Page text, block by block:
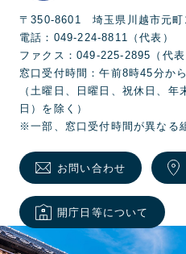
〒350-8601 埼玉県川越市元町
電話：049-224-8811（代表）
ファクス：049-225-2895（代表
窓口受付時間：午前8時45分か
（土曜日、日曜日、祝休日、
日）を除く）
※一部、窓口受付時間が異なる
お問い合わせ
開庁日等について